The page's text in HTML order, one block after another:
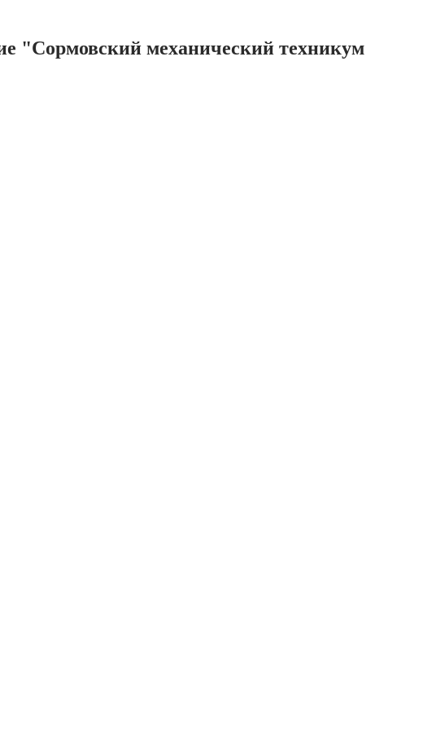
"Сормовский механический техникум